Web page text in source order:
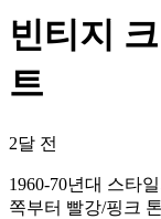
빈티지
트
2달 전
1960-70년대 스타
쪽부터 빨강/핑크